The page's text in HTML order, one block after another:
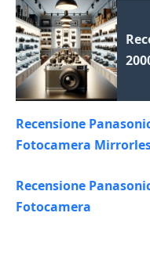
Recensione
Fotocamera
Recensione
Fotocamera